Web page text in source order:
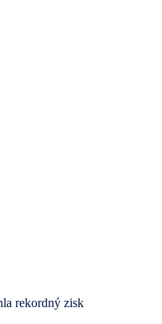
rekordný zisk